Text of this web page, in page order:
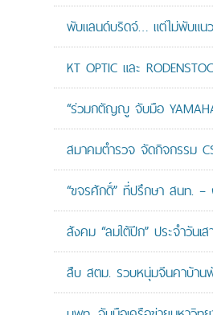
พับแลนด์บริดจ์… แต่ไม่พับแน
KT OPTIC และ
“ร่วมกตัญญู จับมือ
สมาคมตำรวจ จัดกิจกรรม
“ขจรศักดิ์” ที่ปรึกษา สนท. –
สังคม “ลมใต้ปีก” ประจำวัน
สืบ สตม. รวบหนุ่มจีนคาบ้าน